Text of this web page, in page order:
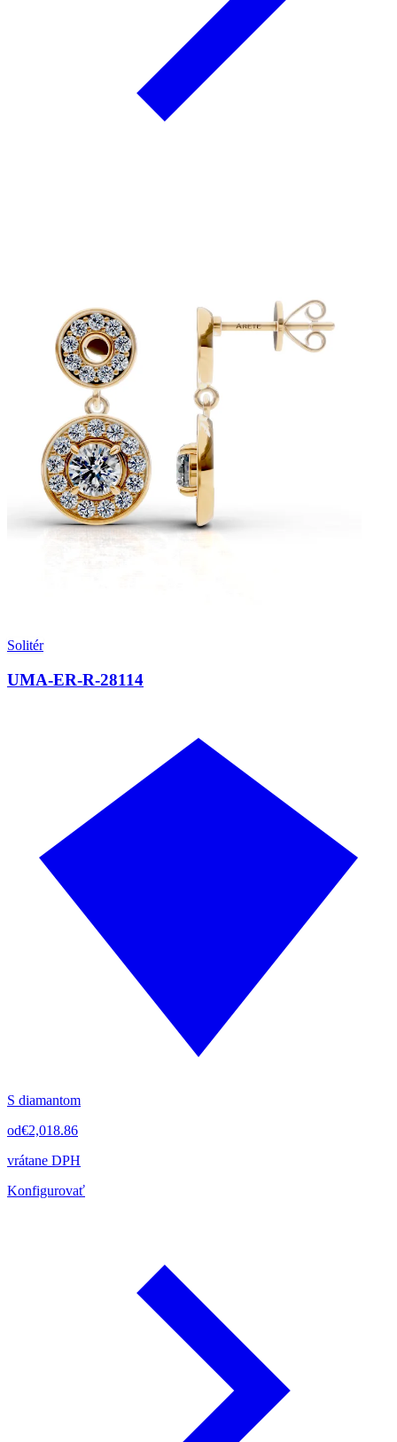
Solitér
UMA-ER-R-28114
S diamantom
od€2,018.86
vrátane DPH
Konfigurovať